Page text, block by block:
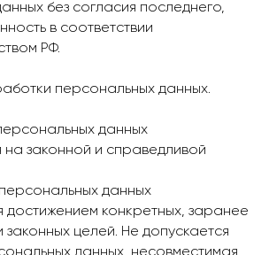
без согласия последнего,
в соответствии
РФ.
персональных данных.
данных
на законной и справедливой
данных
достижением конкретных, заранее
целей. Не допускается